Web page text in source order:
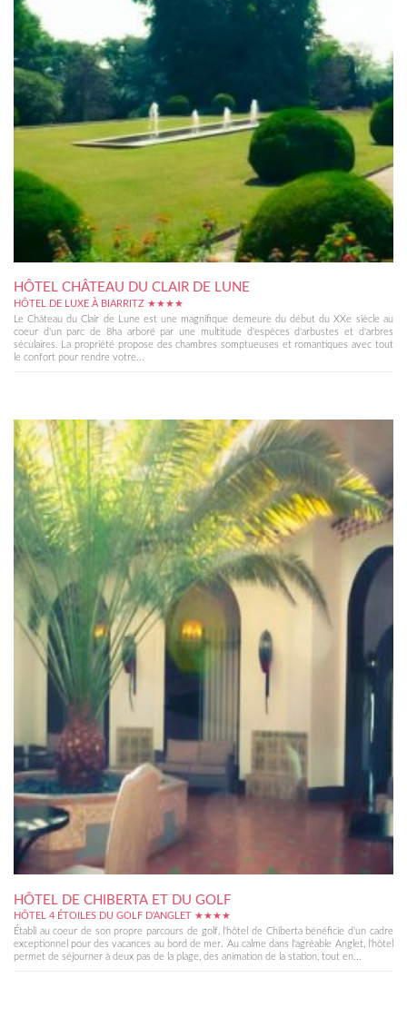
HÔTEL CHÂTEAU DU CLAIR DE LUNE
HÔTEL DE LUXE À BIARRITZ ★★★★
Le Château du Clair de Lune est une magnifique demeure du début du XXe siècle au
coeur d'un parc de 8ha arboré par une multitude d'espèces d'arbustes et d'arbres
séculaires. La propriété propose des chambres somptueuses et romantiques avec tout
le confort pour rendre votre...
HÔTEL DE CHIBERTA ET DU GOLF
HÔTEL 4 ÉTOILES DU GOLF D'ANGLET ★★★★
Établi au coeur de son propre parcours de golf, l'hôtel de Chiberta bénéficie d'un cadre
exceptionnel pour des vacances au bord de mer. Au calme dans l'agréable Anglet, l'hôtel
permet de séjourner à deux pas de la plage, des animation de la station, tout en...